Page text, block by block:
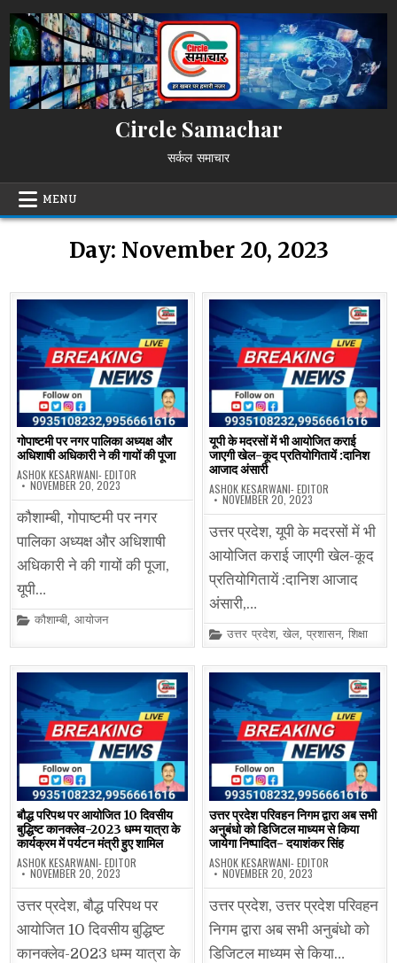
to
content
Circle Samachar
सर्कल समाचार
MENU
Day: November 20, 2023
गोपाष्टमी पर नगर पालिका अध्यक्ष और
अधिशाषी अधिकारी ने की गायों की पूजा
ASHOK KESARWANI- EDITOR
NOVEMBER 20, 2023
कौशाम्बी, गोपाष्टमी पर नगर
पालिका अध्यक्ष और अधिशाषी
अधिकारी ने की गायों की पूजा,
यूपी…
Posted
कौशाम्बी,आयोजन
यूपी के मदरसों में भी आयोजित कराई
जाएगी खेल-कूद प्रतियोगितायें :दानिश
आजाद अंसारी
ASHOK KESARWANI- EDITOR
NOVEMBER 20, 2023
उत्तर प्रदेश, यूपी के मदरसों में भी
आयोजित कराई जाएगी खेल-कूद
प्रतियोगितायें :दानिश आजाद
अंसारी,…
Posted
in
उत्तर प्रदेश,खेल,प्रशासन,शिक्षा
बौद्ध परिपथ पर आयोजित 10 दिवसीय
बुद्धिष्ट कानक्लेव-2023 धम्म यात्रा के
कार्यक्रम में पर्यटन मंत्री हुए शामिल
ASHOK KESARWANI- EDITOR
NOVEMBER 20, 2023
उत्तर प्रदेश, बौद्ध परिपथ पर
आयोजित 10 दिवसीय बुद्धिष्ट
कानक्लेव-2023 धम्म यात्रा के
उत्तर प्रदेश परिवहन निगम द्वारा अब सभी
अनुबंधो को डिजिटल माध्यम से किया
जायेगा निष्पादित- दयाशंकर सिंह
ASHOK KESARWANI- EDITOR
NOVEMBER 20, 2023
उत्तर प्रदेश, उत्तर प्रदेश परिवहन
निगम द्वारा अब सभी अनुबंधो को
डिजिटल माध्यम से किया…